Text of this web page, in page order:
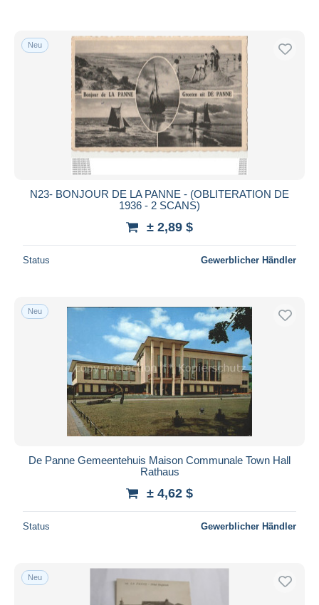
Neu
N23- BONJOUR DE LA PANNE - (OBLITERATION DE
1936 - 2 SCANS)
± 2,89 $
Status Gewerblicher Händler
Neu
De Panne Gemeentehuis Maison Communale Town Hall
Rathaus
± 4,62 $
Status Gewerblicher Händler
Neu